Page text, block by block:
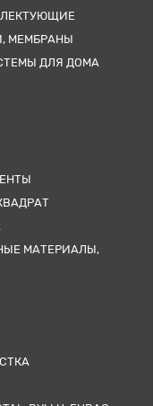
МЕМБРАНЫ
ДЛЯ ДОМА
МАТЕРИАЛЫ,